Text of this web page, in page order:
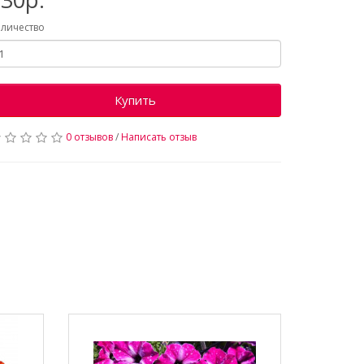
Купить
0 отзывов/Написать отзыв